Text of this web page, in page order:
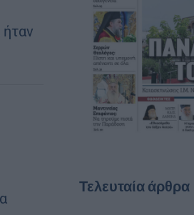
Τελευταία άρθρα